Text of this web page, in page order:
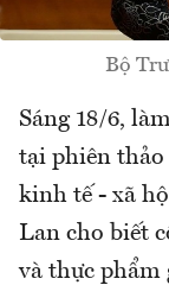
Bộ
Sáng 18/6,
tại phiên
kinh tế - xã
Lan cho biết
và thực phẩm